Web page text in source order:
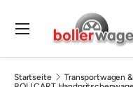
Direkt zum Inhalt
Suchen
Menü
Startseite
Transportwagen